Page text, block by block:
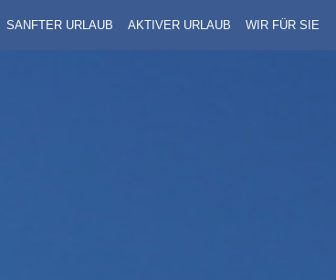
SANFTER URLAUB AKTIVER URLAUB WIR FÜR SIE